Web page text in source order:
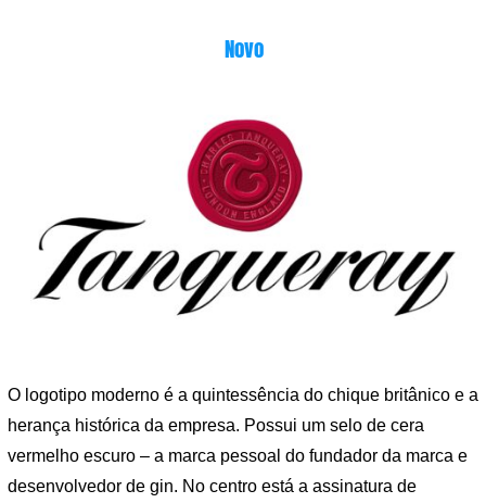
Novo
O logotipo moderno é a quintessência do chique britânico e a
herança histórica da empresa. Possui um selo de cera
vermelho escuro – a marca pessoal do fundador da marca e
desenvolvedor de gin. No centro está a assinatura de